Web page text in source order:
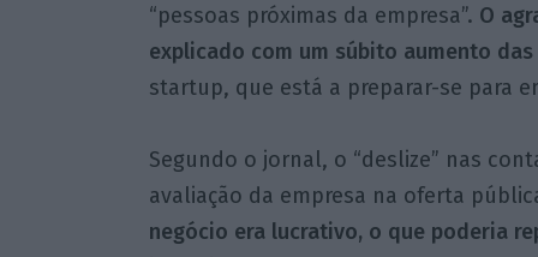
“pessoas próximas da empresa”. O
explicado com um súbito aumento das
startup, que está a preparar-se para
Segundo o jornal, o “deslize” nas
avaliação da empresa na oferta
negócio era lucrativo, o que poderia